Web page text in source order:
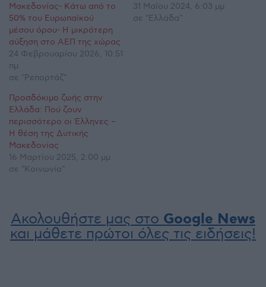
Μακεδονίας- Κάτω από το
50% του Ευρωπαϊκού
μέσου όρου- Η μικρότερη
αύξηση στο ΑΕΠ της χώρας
24 Φεβρουαρίου 2026, 10:51
πμ
σε "Ρεπορτάζ"
31 Μαΐου 2024, 6:03 μμ
σε "Ελλάδα"
Προσδόκιμο ζωής στην
Ελλάδα: Πού ζουν
περισσότερο οι Έλληνες –
Η θέση της Δυτικής
Μακεδονίας
16 Μαρτίου 2025, 2:00 μμ
σε "Κοινωνία"
Ακολουθήστε μας στο Google News
και μάθετε πρώτοι όλες τις ειδήσεις!